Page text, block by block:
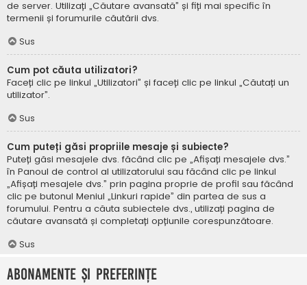
de server. Utilizați „Căutare avansată” și fiți mai specific în
termenii și forumurile căutării dvs.
Sus
Cum pot căuta utilizatori?
Faceți clic pe linkul „Utilizatori” și faceți clic pe linkul „Căutați un
utilizator”.
Sus
Cum puteți găsi propriile mesaje și subiecte?
Puteți găsi mesajele dvs. făcând clic pe „Afișați mesajele dvs.”
în Panoul de control al utilizatorului sau făcând clic pe linkul
„Afișați mesajele dvs.” prin pagina proprie de profil sau făcând
clic pe butonul Meniul „Linkuri rapide” din partea de sus a
forumului. Pentru a căuta subiectele dvs., utilizați pagina de
căutare avansată și completați opțiunile corespunzătoare.
Sus
Abonamente și Preferințe